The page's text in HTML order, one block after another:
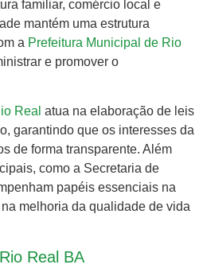
familiar, comércio local e
mantém uma estrutura
a Prefeitura Municipal de Rio
e promover o
Real atua na elaboração de leis
garantindo que os interesses da
de forma transparente. Além
como a Secretaria de
papéis essenciais na
melhoria da qualidade de vida
Real BA